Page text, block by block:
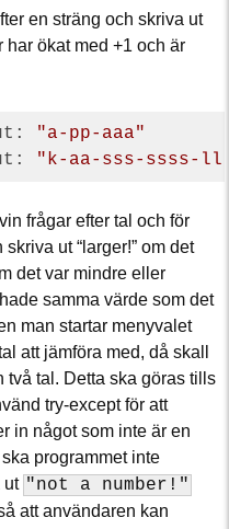
en sträng och skriva ut
har ökat med +1 och är
"a-pp-aaa"
"k-aa-sss-ssss-
frågar efter tal och för
ut “larger!” om det
det var mindre eller
samma värde som det
man startar menyvalet
att jämföra med, då skall
två tal. Detta ska göras tills
try-except för att
in något som inte är en
programmet inte
ut "not a number!"
att användaren kan